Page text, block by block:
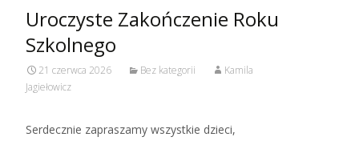
Uroczyste Zakończenie Roku
Szkolnego
21 czerwca 2026 Bez kategorii
Kamila
Jagiełowicz
Serdecznie zapraszamy wszystkie dzieci,